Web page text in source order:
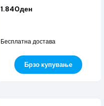
1.840ден
Бесплатна достава
Брзо купување